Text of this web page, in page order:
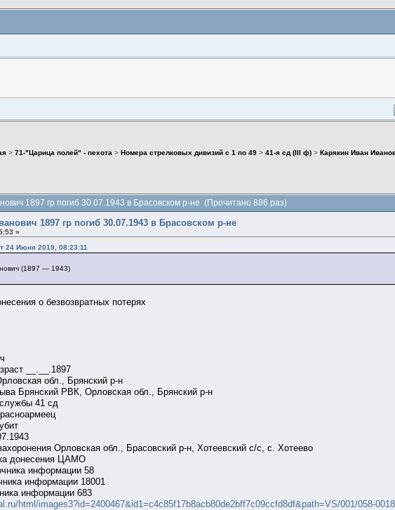
>71-"Царица полей" - пехота > Номера стрелковых дивизий с 1 по 49 >41-я сд (III ф) > Карякин Иван
1897 гр погиб 30.07.1943 в Брасовском р-не (Прочитано 886 раз)
1897 гр погиб 30.07.1943 в Брасовском р-не
»
24 Июня 2019, 08:23:11
(1897 — 1943)
о безвозвратных потерях
__.__.1897
обл., Брянский р-н
Брянский РВК, Орловская обл., Брянский р-н
41 сд
Орловская обл., Брасовский р-н, Хотеевский с/с, с. Хотеево
донесения ЦАМО
информации 58
информации 18001
информации 683
html/images3?id=2400467&id1=c4c85f17b8acb80de2bff7c09ccfd8df&path=VS/001/058-